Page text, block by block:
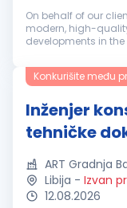
On behalf of our
modern, high-
developments in
fast-growing or...
Konkurišite među
Inženjer
tehničke
ART Gradnja
Libija - Izvan
12.08.2026